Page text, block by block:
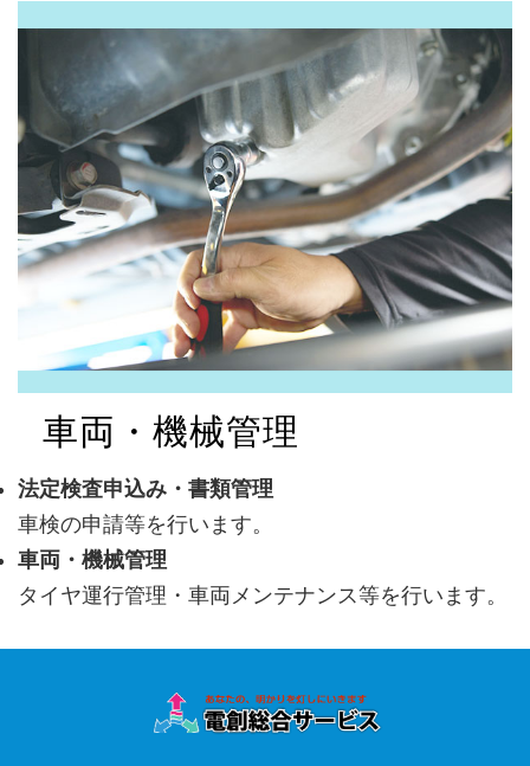
車両・機械管理
法定検査申込み・書類管理
車検の申請等を行います。
車両・機械管理
タイヤ運行管理・車両メンテナンス等を行います。